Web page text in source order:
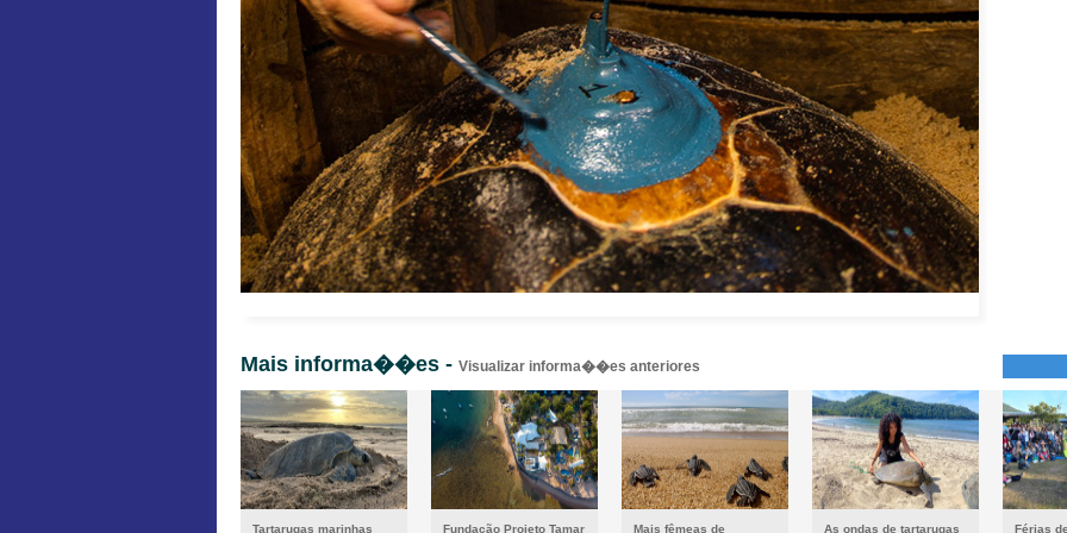
Mais informa��es - Visualizar informa��es anteriores
Tartarugas marinhas Fundação Projeto Tamar Mais fêmeas de As ondas de tartarugas Férias